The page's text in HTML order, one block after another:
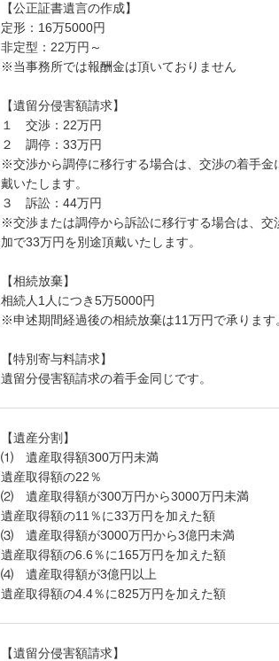
【公正証書遺言の作成】
定形：16万5000円
非定型：22万円～
※当事務所では報酬金は頂いておりません
【遺留分侵害額請求】
１ 交渉：22万円
２ 調停：33万円
※交渉から調停に移行する場合は、交渉の着手金
戴いたします。
３ 訴訟：44万円
※交渉または調停から訴訟に移行する場合は、交
加で33万円を別途頂戴いたします。
【相続放棄】
相続人1人につき5万5000円
※申述期間経過後の相続放棄は11万円で承ります
【特別寄与料請求】
遺留分侵害額請求の着手金同じです。
【遺産分割】
⑴ 遺産取得額300万円未満
遺産取得額の22％
⑵ 遺産取得額が300万円から3000万円未満
遺産取得額の11％に33万円を加えた額
⑶ 遺産取得額が3000万円から3億円未満
遺産取得額の6.6％に165万円を加えた額
⑷ 遺産取得額が3億円以上
遺産取得額の4.4％に825万円を加えた額
【遺留分侵害額請求】